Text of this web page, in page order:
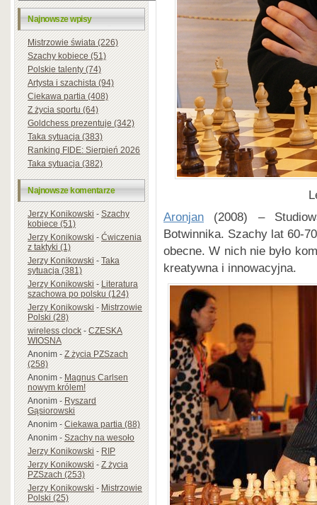
Najnowsze wpisy
Mistrzowie świata (226)
Szachy kobiece (51)
Polskie talenty (74)
Artysta i szachista (94)
Ciekawa partia (408)
Z życia sportu (64)
Goldchess prezentuje (342)
Taka sytuacja (383)
Ranking FIDE: Sierpień 2026
Taka sytuacja (382)
Najnowsze komentarze
Jerzy Konikowski-Szachy
kobiece (51)
Jerzy Konikowski-Ćwiczenia
z taktyki (1)
Jerzy Konikowski-Taka
sytuacja (381)
Jerzy Konikowski-Literatura
szachowa po polsku (124)
Jerzy Konikowski-Mistrzowie
Polski (28)
wireless clock-CZESKA
WIOSNA
Anonim-Z życia PZSzach
(258)
Anonim-Magnus Carlsen
nowym królem!
Anonim-Ryszard
Gąsiorowski
Anonim-Ciekawa partia (88)
Anonim-Szachy na wesoło
Jerzy Konikowski-RIP
Jerzy Konikowski-Z życia
PZSzach (253)
Jerzy Konikowski-Mistrzowie
Polski (25)
Aronjan (2008) –
Botwinnika. Szachy lat 60-
obecne. W nich nie było
kreatywna i innowacyjna.